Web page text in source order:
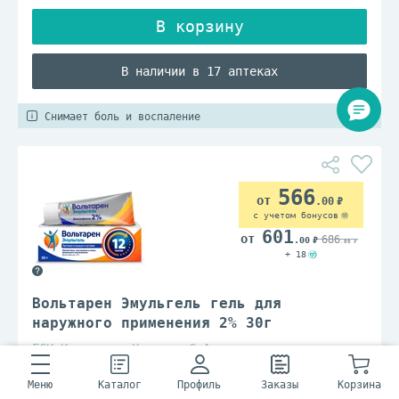
325 мг+37.5 мг
35 мг+250 мг
35 мг+65 мг
35.125 мкг/доза+351.25 мкг/доза
350 мг
3500 мг
350ПЕ
36.77 мг+0.8 мг
370 мг
В наличии в 17 аптеках
Снимает боль и воспаление
Вольтарен Эмульгель гель для
наружного применения 2% 30г
ГСК Консьюмер Хелскер С.А
566.00
с учетом бонусов
601 .00 686.00
+ 18
Меню Каталог Профиль Заказы Корзина